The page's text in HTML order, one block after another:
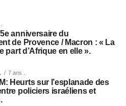
anniversaire du
de Provence / Macron : « La
part d’Afrique en elle ».
7 ans .
Heurts sur l’esplanade des
policiers israéliens et